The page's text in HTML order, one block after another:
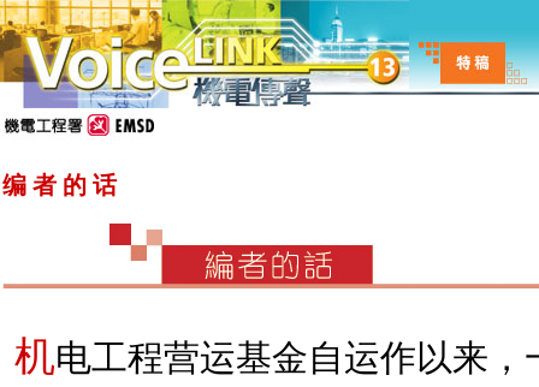
编 者 的 话
机电工程营运基金自运作以来